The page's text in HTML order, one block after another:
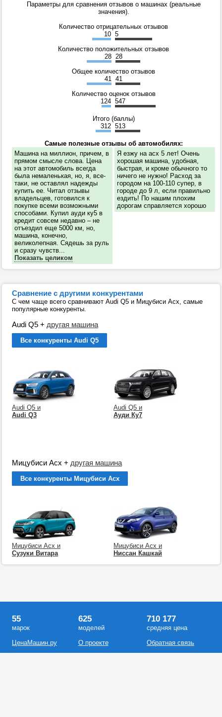
Параметры для сравнения отзывов о машинах (реальные
значения).
Количество отрицательных отзывов
10 5
Количество положительных отзывов
28 28
Общее количество отзывов
41 41
Количество оценок отзывов
124 547
Итого (баллы)
312 513
Самые полезные отзывы об автомобилях:
Машина на миллион, причем, в
прямом смысле слова. Цена
на этот автомобиль всегда
была немаленькая, но, я, все-
таки, не оставлял надежды
купить ее. Читал отзывы
владельцев, готовился к
покупке всеми возможными
способами. Купил ауди ку5 в
кредит совсем недавно – не
отъездил еще 5000 км, но,
машина, конечно,
великолепная. Сядешь за руль
и сразу чувств...
Показать целиком
Я езжу на асх 5 лет! Очень
хорошая машина, удобная,
быстрая, и кроме обычного то
ничего не нужно! Расход за
городом на 100-110 супер, в
городе до 9 л, если правильно
ездить! По нашим плохим
дорогам справляется хорошо
Сравнение с другими конкурентами
С чем чаще всего сравнивают Audi Q5 и Мицубиси Асх, самые
популярные конкуренты.
Audi Q5 + другая машина
Все конкуренты Audi Q5
Audi Q5 и
Audi Q3
Audi Q5 и
Ауди Ку7
Мицубиси Асх + другая машина
Все конкуренты Мицубиси Асх
Мицубиси Асх и
Сузуки Витара
Мицубиси Асх и
Ниссан Кашкай
55
марок
ЦенаМашин.ру
625
моделей
О проекте
710 177
средняя цена
Обратная связь